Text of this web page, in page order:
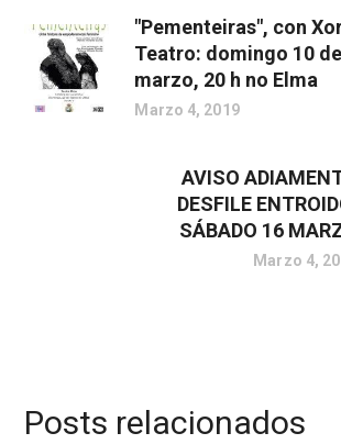
"Pementeiras", con
Teatro: domingo 10 de
marzo, 20 h no Elma
Marzo 4, 2019
AVISO
DESFILE
SÁBADO 16
Marzo 4,
Posts relacionados